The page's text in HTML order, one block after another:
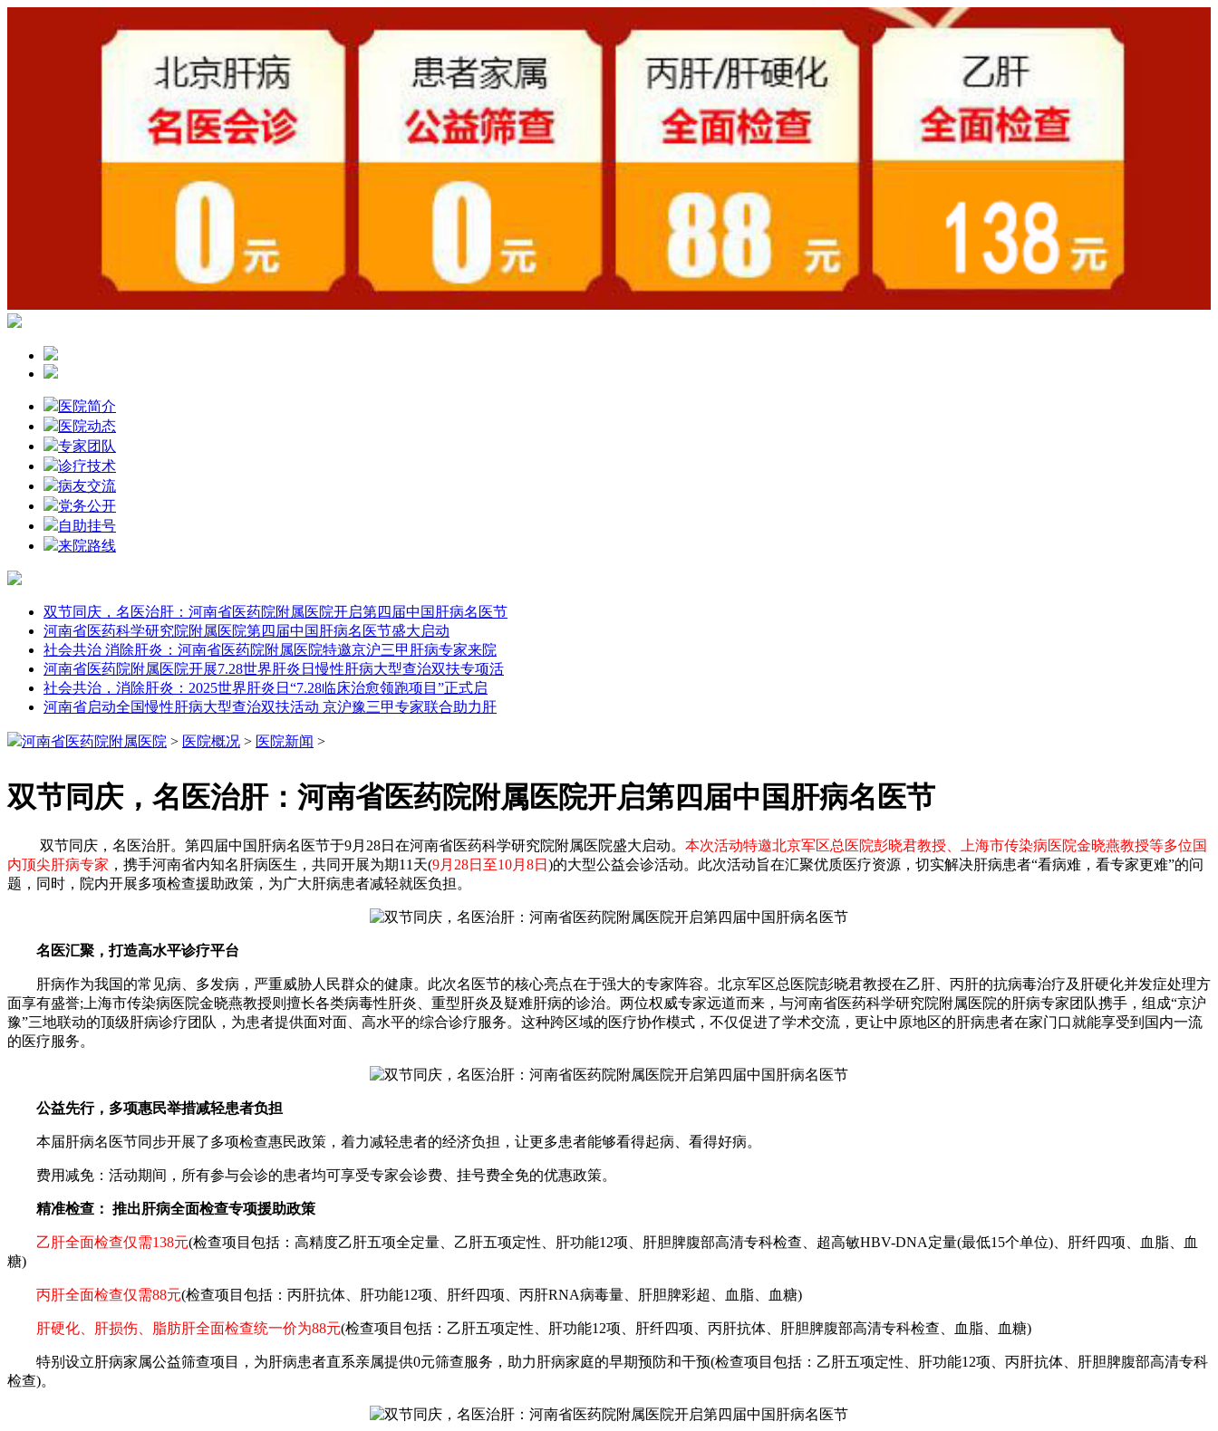
医院简介
医院动态
专家团队
诊疗技术
病友交流
党务公开
自助挂号
来院路线
双节同庆，名医治肝：河南省医药院附属医院开启第四届中国肝病名医节
河南省医药科学研究院附属医院第四届中国肝病名医节盛大启动
社会共治 消除肝炎：河南省医药院附属医院特邀京沪三甲肝病专家来院
河南省医药院附属医院开展7.28世界肝炎日慢性肝病大型查治双扶专项活
社会共治，消除肝炎：2025世界肝炎日“7.28临床治愈领跑项目”正式启
河南省启动全国慢性肝病大型查治双扶活动 京沪豫三甲专家联合助力肝
河南省医药院附属医院 > 医院概况 > 医院新闻 >
双节同庆，名医治肝：河南省医药院附属医院开启第四届中国肝病名医节
双节同庆，名医治肝。第四届中国肝病名医节于9月28日在河南省医药科学研究院附属医院盛大启动。 本次活动特邀北京军区总医院彭晓君教授、上海市传染病医院金晓燕教授等多位国
内顶尖肝病专家 ，携手河南省内知名肝病医生，共同开展为期11天(9月28日至10月8日 )的大型公益会诊活动。此次活动旨在汇聚优质医疗资源，切实解决肝病患者“看病难，看专家更难”的问
题，同时，院内开展多项检查援助政策，为广大肝病患者减轻就医负担。
名医汇聚，打造高水平诊疗平台
肝病作为我国的常见病、多发病，严重威胁人民群众的健康。此次名医节的核心亮点在于强大的专家阵容。北京军区总医院彭晓君教授在乙肝、丙肝的抗病毒治疗及肝硬化并发症处理方
面享有盛誉;上海市传染病医院金晓燕教授则擅长各类病毒性肝炎、重型肝炎及疑难肝病的诊治。两位权威专家远道而来，与河南省医药科学研究院附属医院的肝病专家团队携手，组成“京沪
豫”三地联动的顶级肝病诊疗团队，为患者提供面对面、高水平的综合诊疗服务。这种跨区域的医疗协作模式，不仅促进了学术交流，更让中原地区的肝病患者在家门口就能享受到国内一流
的医疗服务。
公益先行，多项惠民举措减轻患者负担
本届肝病名医节同步开展了多项检查惠民政策，着力减轻患者的经济负担，让更多患者能够看得起病、看得好病。
费用减免：活动期间，所有参与会诊的患者均可享受专家会诊费、挂号费全免的优惠政策。
精准检查： 推出肝病全面检查专项援助政策
乙肝全面检查仅需138元(检查项目包括：高精度乙肝五项全定量、乙肝五项定性、肝功能12项、肝胆脾腹部高清专科检查、超高敏HBV-DNA定量(最低15个单位)、肝纤四项、血脂、血
糖)
丙肝全面检查仅需88元(检查项目包括：丙肝抗体、肝功能12项、肝纤四项、丙肝RNA病毒量、肝胆脾彩超、血脂、血糖)
肝硬化、肝损伤、脂肪肝全面检查统一价为88元(检查项目包括：乙肝五项定性、肝功能12项、肝纤四项、丙肝抗体、肝胆脾腹部高清专科检查、血脂、血糖)
特别设立肝病家属公益筛查项目，为肝病患者直系亲属提供0元筛查服务，助力肝病家庭的早期预防和干预(检查项目包括：乙肝五项定性、肝功能12项、丙肝抗体、肝胆脾腹部高清专科
检查)。